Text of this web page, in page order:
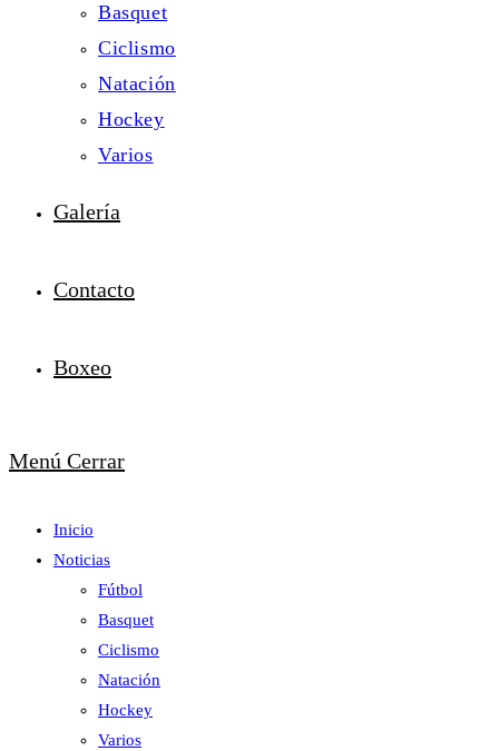
Basquet
Ciclismo
Natación
Hockey
Varios
Galería
Contacto
Boxeo
Menú Cerrar
Inicio
Noticias
Fútbol
Basquet
Ciclismo
Natación
Hockey
Varios